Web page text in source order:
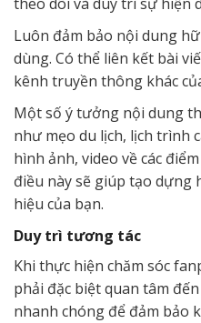
Luôn đảm bảo nội dung
dùng. Có thể liên kết bài
kênh truyền thông khác
Một số ý tưởng nội dung
như mẹo du lịch, lịch trình
hình ảnh, video về các
điều này sẽ giúp tạo dựng
hiệu của bạn.
Duy trì tương tác
Khi thực hiện chăm sóc
phải đặc biệt quan tâm
nhanh chóng để đảm bảo